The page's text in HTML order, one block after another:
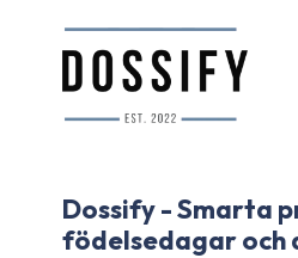
Dossify - Smarta
födelsedagar och